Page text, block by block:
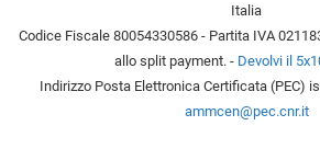
Italia
Codice Fiscale 80054330586 - Partita IVA
allo split payment. - Devolvi il
Indirizzo Posta Elettronica Certificata (PEC)
ammcen@pec.cnr.it